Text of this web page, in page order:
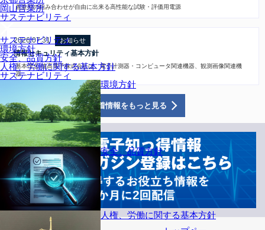
岡山営業所
サステナビリティ
サステナビリティ
環境方針
安全、品質方針
人権、労働に関する基本方針
サステナビリティ
環境方針
安全、品質方針
人権、労働に関する基本方針
直並列の組み合わせが自由に出来る高性能な試験・評価用電源
2026.07.31 お知らせ
情報セキュリティ基本方針
基本理念 穂高電子株式会社は、電子計測器・コンピュータ関連機器、観測画像関連機
器…
新着情報をもっと見る